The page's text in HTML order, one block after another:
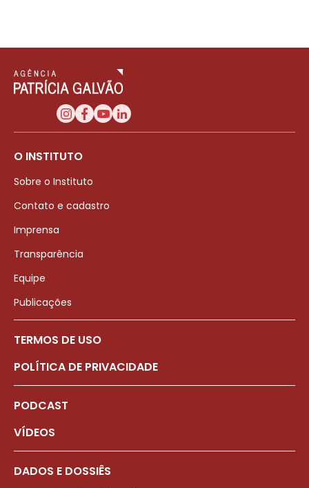
O INSTITUTO
Sobre o Instituto
Contato e cadastro
Imprensa
Transparência
Equipe
Publicações
TERMOS DE USO
POLÍTICA DE PRIVACIDADE
PODCAST
VÍDEOS
DADOS E DOSSIÊS